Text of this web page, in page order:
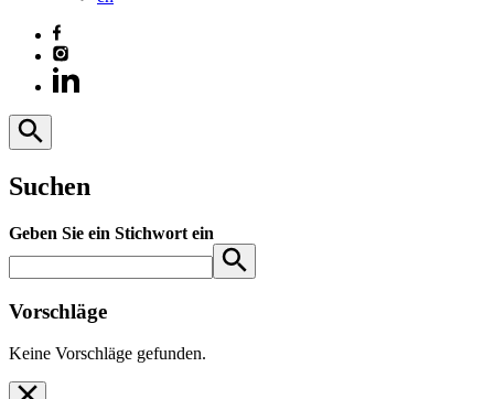
Suchen
Geben Sie ein Stichwort ein
Vorschläge
Keine Vorschläge gefunden.